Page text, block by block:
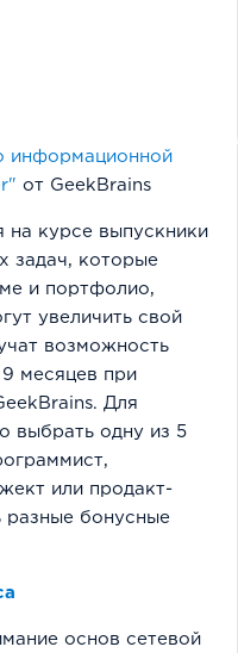
информационной
от GeekBrains
на курсе выпускники
задач, которые
и портфолио,
увеличить свой
возможность
месяцев при
Для
выбрать одну из 5
или продакт-
разные бонусные
основ сетевой